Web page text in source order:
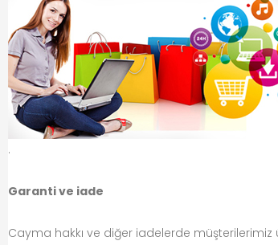
.
Garanti ve iade
Cayma hakkı ve diğer iadelerde